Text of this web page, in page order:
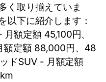
く取り揃えていま
以下に紹介します：
額定額 45,100円、
定額 88,000円、48
ドSUV - 月額定額